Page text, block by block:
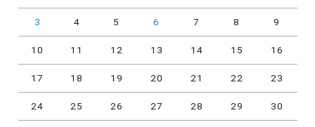
3 4 5 6 7 8 9
10 11 12 13 14 15 16
17 18 19 20 21 22 23
24 25 26 27 28 29 30